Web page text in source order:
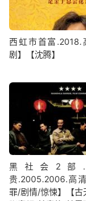
西虹市首富.2018.
剧】【沈腾】
黑社会2部
贵.2005.2006.高
罪/剧情/惊悚】【